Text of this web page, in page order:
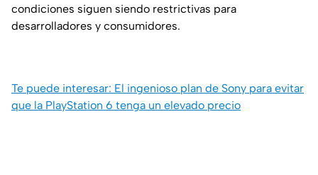
condiciones siguen siendo restrictivas para
desarrolladores y consumidores.
Te puede interesar: El ingenioso plan de Sony para evitar
que la PlayStation 6 tenga un elevado precio